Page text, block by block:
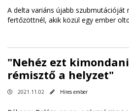
A delta variáns újabb szubmutációját
fertőzöttnél, akik közül egy ember
"Nehéz ezt
rémisztő a helyzet"
2021.11.02 Híres ember